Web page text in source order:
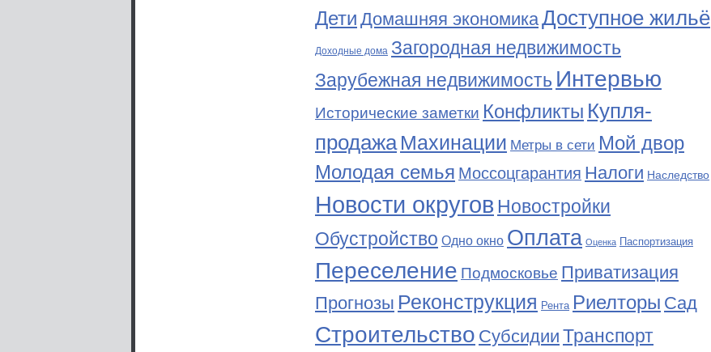
Дети Домашняя экономикаДоступное жильё
Доходные дома Загородная недвижимость
Зарубежная недвижимость Интервью
Исторические заметки Конфликты Купля-
продажа Махинации Метры в сети Мой двор
Молодая семья Моссоцгарантия Налоги Наследство
Новости округов Новостройки
Обустройство Одно окно Оплата Оценка Паспортизация
Переселение Подмосковье Приватизация
Прогнозы Реконструкция Рента Риелторы Сад
Строительство Субсидии Транспорт